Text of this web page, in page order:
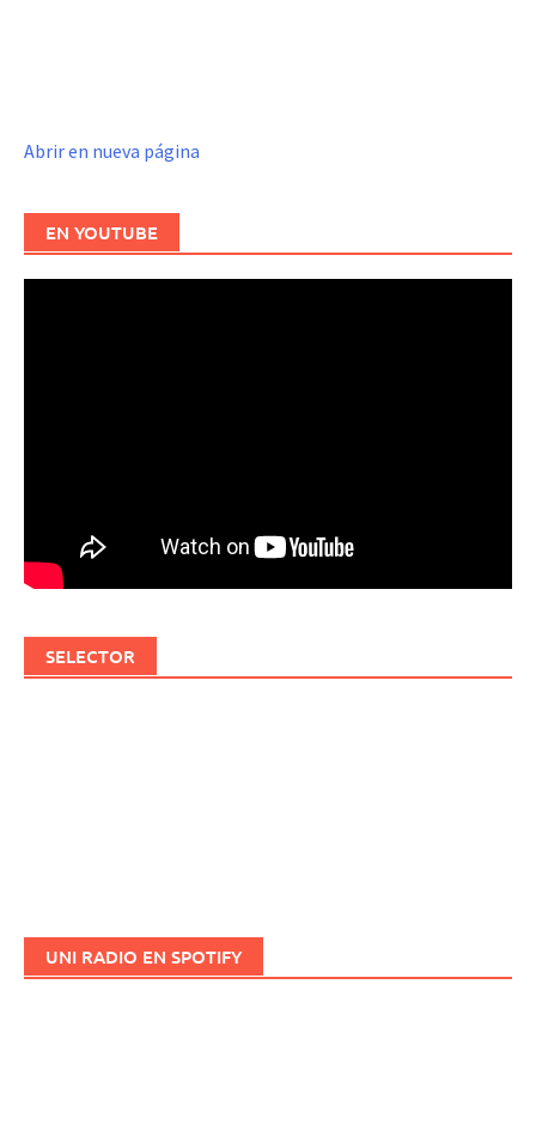
Abrir en nueva página
EN YOUTUBE
SELECTOR
UNI RADIO EN SPOTIFY